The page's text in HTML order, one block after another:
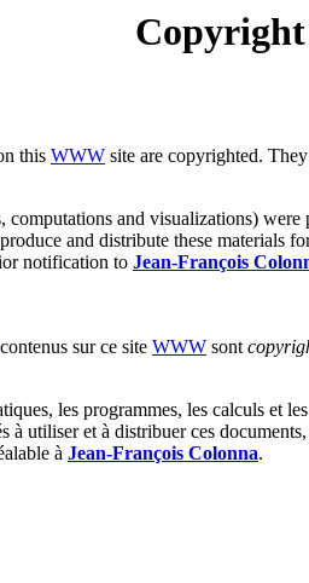
this WWW site are copyrighted.
computations and visualizations) were
and distribute these materials
notification to Jean-François
contenus sur ce site WWW sont
les programmes, les calculs et
utiliser et à distribuer ces
à Jean-François Colonna.